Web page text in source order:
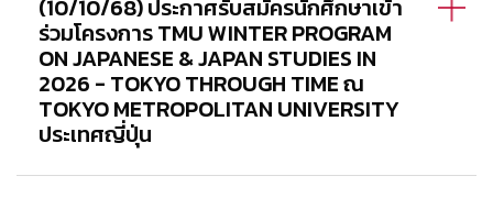
(10/10/68) ประกาศรับสมัครนักศึกษาเข้า
ร่วมโครงการ TMU WINTER PROGRAM
ON JAPANESE & JAPAN STUDIES IN
2026 - TOKYO THROUGH TIME ณ
TOKYO METROPOLITAN UNIVERSITY
ประเทศญี่ปุ่น